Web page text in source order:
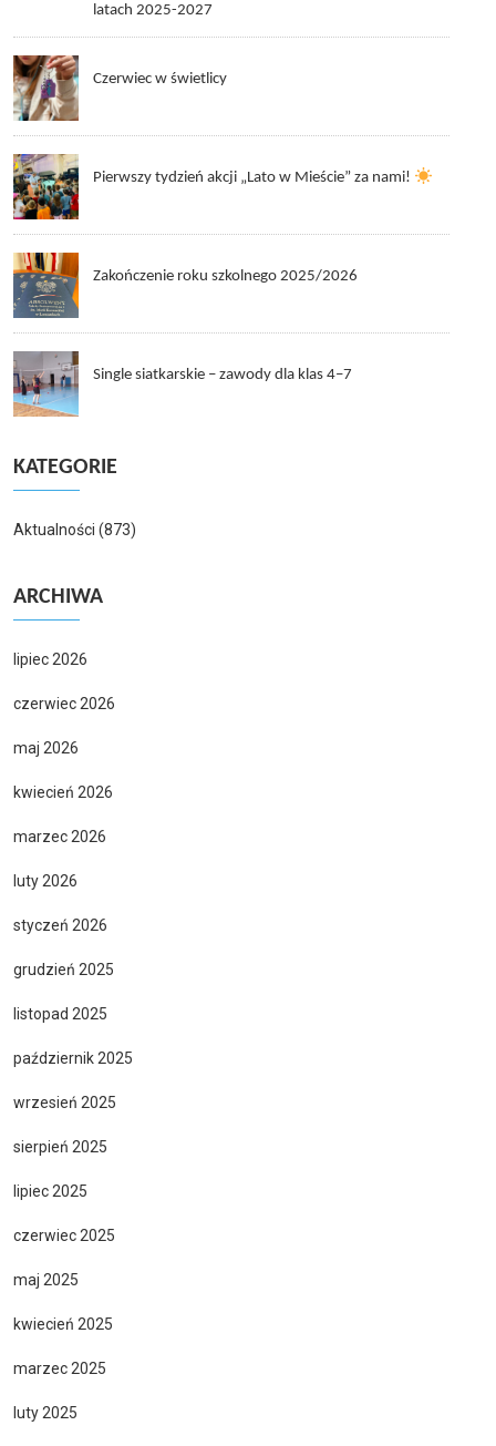
latach 2025-2027
Czerwiec w świetlicy
Pierwszy tydzień akcji „Lato w Mieście” za nami!
Zakończenie roku szkolnego 2025/2026
Single siatkarskie – zawody dla klas 4–7
KATEGORIE
Aktualności (873)
ARCHIWA
lipiec 2026
czerwiec 2026
maj 2026
kwiecień 2026
marzec 2026
luty 2026
styczeń 2026
grudzień 2025
listopad 2025
październik 2025
wrzesień 2025
sierpień 2025
lipiec 2025
czerwiec 2025
maj 2025
kwiecień 2025
marzec 2025
luty 2025